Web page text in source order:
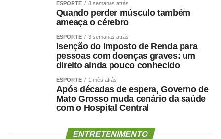
mais saudável, mais forte e funcionalmente mais
Por que o músculo influencia
a saúde cerebral?
A relação entre músculo e cérebro é complexa, mas
alguns mecanismos ajudam a explicá-la.
reduzir o gasto energético, aumentar o sedentarismo e
ESPORTE 3 semanas atrás
Quando perder músculo também
ameaça o cérebro
ESPORTE 3 semanas atrás
Isenção do Imposto de Renda para
pessoas com doenças graves: um
direito ainda pouco conhecido
ESPORTE 1 mês atrás
Após décadas de espera, Governo de
Mato Grosso muda cenário da saúde
com o Hospital Central
ENTRETENIMENTO